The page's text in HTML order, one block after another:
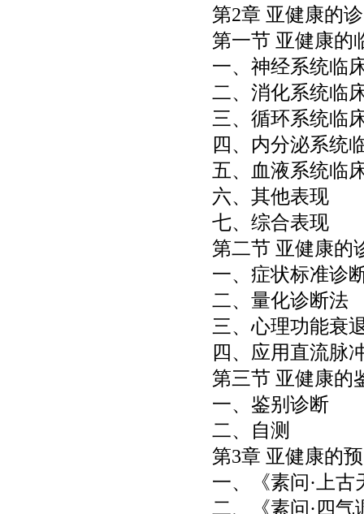
第2章 亚健康的
第一节 亚健康的
一、神经系统临
二、消化系统临
三、循环系统临
四、内分泌系统
五、血液系统临
六、其他表现
七、综合表现
第二节 亚健康的
一、症状标准诊
二、量化诊断法
三、心理功能衰
四、应用直流脉
第三节 亚健康的
一、鉴别诊断
二、自测
第3章 亚健康的
一、《素问·上古
二、《素问·四气